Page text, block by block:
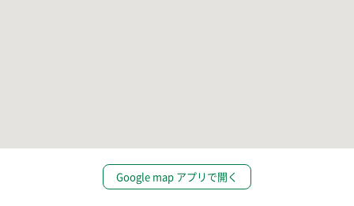
Google map アプリで開く